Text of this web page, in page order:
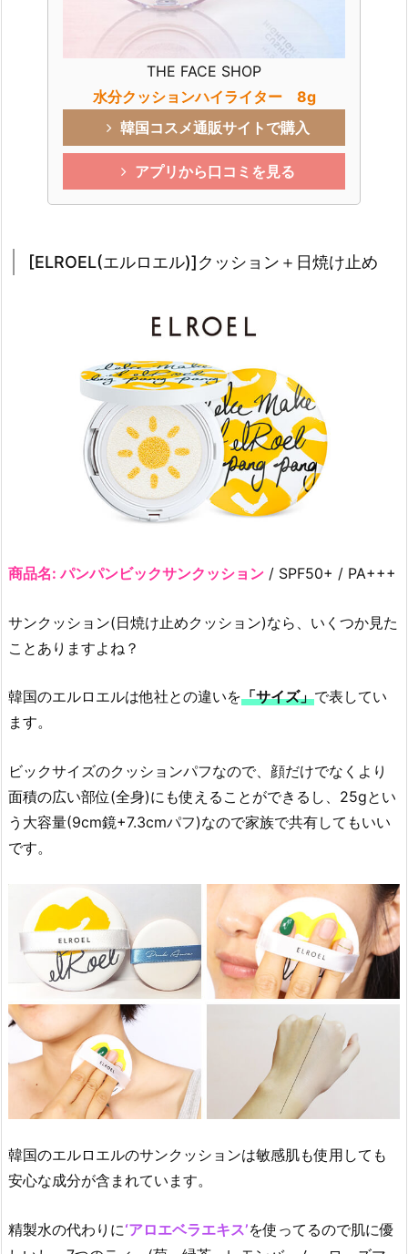
THE FACE SHOP
水分クッションハイライター 8g
韓国コスメ通販サイトで購入
アプリから口コミを見る
[ELROEL(エルロエル)]クッション＋日焼け止め
商品名: パンパンビックサンクッション / SPF50+ / PA+++
サンクッション(日焼け止めクッション)なら、いくつか見た
ことありますよね？
韓国のエルロエルは他社との違いを「サイズ」で表してい
ます。
ビックサイズのクッションパフなので、顔だけでなくより
面積の広い部位(全身)にも使えることができるし、25gとい
う大容量(9cm鏡+7.3cmパフ)なので家族で共有してもいい
です。
韓国のエルロエルのサンクッションは敏感肌も使用しても
安心な成分が含まれています。
精製水の代わりに‘アロエベラエキス’を使ってるので肌に優